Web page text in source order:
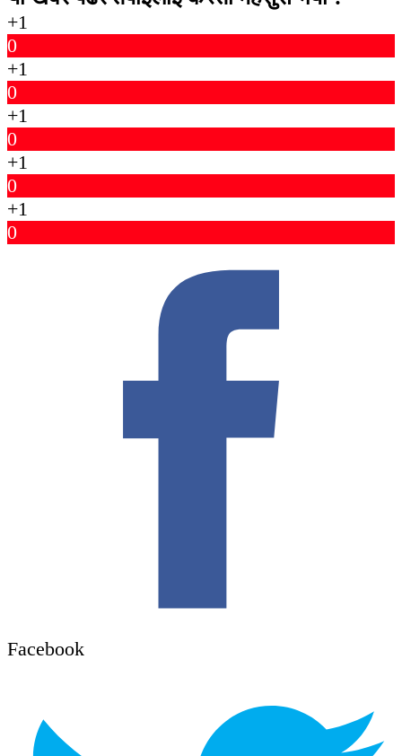
+1
0
+1
0
+1
0
+1
0
+1
0
Facebook